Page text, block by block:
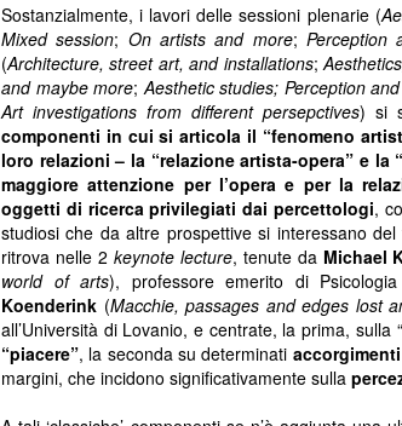
Sostanzialmente, i lavori delle sessioni plenarie (
Mixed session; On artists and more;Perception
(Architecture, street art, and installations;
and maybe more; Aesthetic studies; Perception
Art investigations from different persepctives) si
componenti in cui si articola il “fenomeno
loro relazioni – la “relazione artista-opera” e la
maggiore attenzione per l’opera e per la
oggetti di ricerca privilegiati dai percettologi,
studiosi che da altre prospettive si interessano
ritrova nelle 2 keynote lecture, tenute da Michael
world of arts), professore emerito di
Koenderink (Macchie, passages and edges lost
all’Università di Lovanio, e centrate, la prima, sulla “
“piacere”, la seconda su determinati
margini, che incidono significativamente sulla